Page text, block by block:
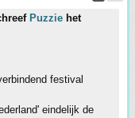
Puzzie het
festival
eindelijk de